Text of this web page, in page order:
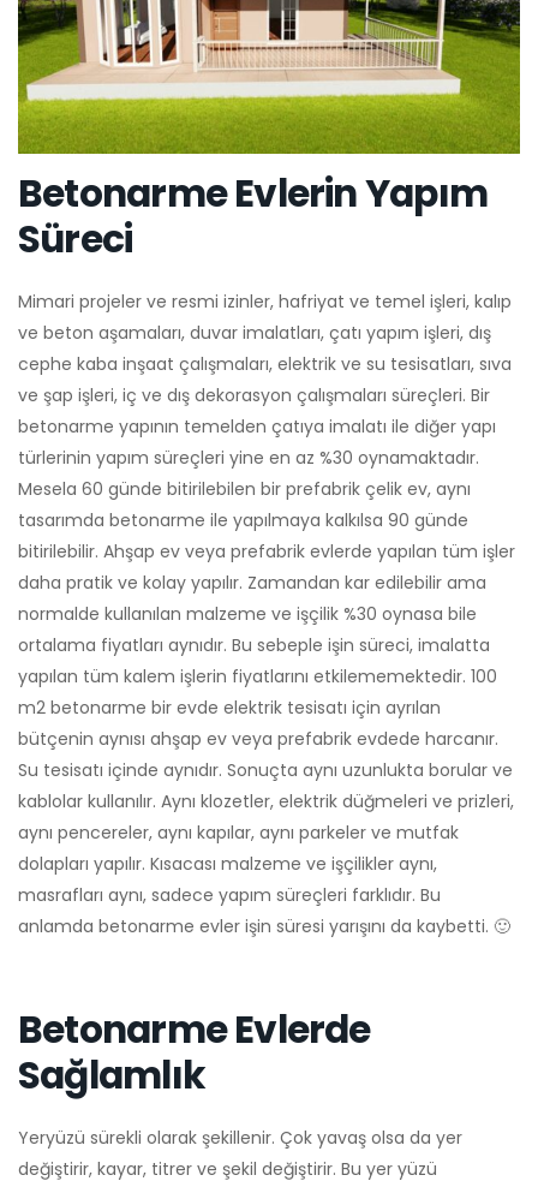
Betonarme Evlerin Yapım
Süreci
Mimari projeler ve resmi izinler, hafriyat ve temel işleri, kalıp
ve beton aşamaları, duvar imalatları, çatı yapım işleri, dış
cephe kaba inşaat çalışmaları, elektrik ve su tesisatları, sıva
ve şap işleri, iç ve dış dekorasyon çalışmaları süreçleri. Bir
betonarme yapının temelden çatıya imalatı ile diğer yapı
türlerinin yapım süreçleri yine en az %30 oynamaktadır.
Mesela 60 günde bitirilebilen bir prefabrik çelik ev, aynı
tasarımda betonarme ile yapılmaya kalkılsa 90 günde
bitirilebilir. Ahşap ev veya prefabrik evlerde yapılan tüm işler
daha pratik ve kolay yapılır. Zamandan kar edilebilir ama
normalde kullanılan malzeme ve işçilik %30 oynasa bile
ortalama fiyatları aynıdır. Bu sebeple işin süreci, imalatta
yapılan tüm kalem işlerin fiyatlarını etkilememektedir. 100
m2 betonarme bir evde elektrik tesisatı için ayrılan
bütçenin aynısı ahşap ev veya prefabrik evdede harcanır.
Su tesisatı içinde aynıdır. Sonuçta aynı uzunlukta borular ve
kablolar kullanılır. Aynı klozetler, elektrik düğmeleri ve prizleri,
aynı pencereler, aynı kapılar, aynı parkeler ve mutfak
dolapları yapılır. Kısacası malzeme ve işçilikler aynı,
masrafları aynı, sadece yapım süreçleri farklıdır. Bu
anlamda betonarme evler işin süresi yarışını da kaybetti. 🙂
Betonarme Evlerde
Sağlamlık
Yeryüzü sürekli olarak şekillenir. Çok yavaş olsa da yer
değiştirir, kayar, titrer ve şekil değiştirir. Bu yer yüzü